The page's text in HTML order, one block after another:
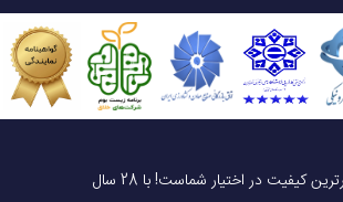
یک خرید هوشمندانه ، قیمت منصفانه، تجربه‌ای متفاوت! به موبایل 140 خوش آمدید، جایی که تکنولوژی با بهترین قیمت و برترین کیفیت در اختیار شماست! با 28 سال